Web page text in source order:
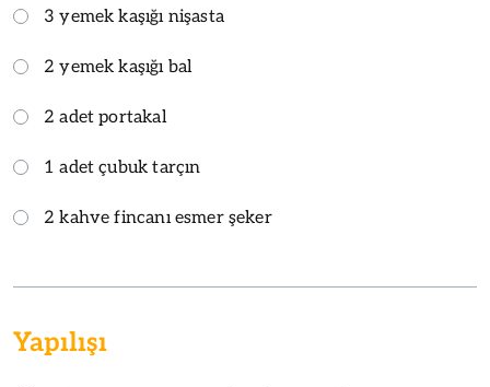
3 yemek kaşığı nişasta
2 yemek kaşığı bal
2 adet portakal
1 adet çubuk tarçın
2 kahve fincanı esmer şeker
Yapılışı